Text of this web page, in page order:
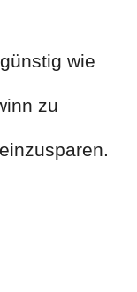
wie
zu